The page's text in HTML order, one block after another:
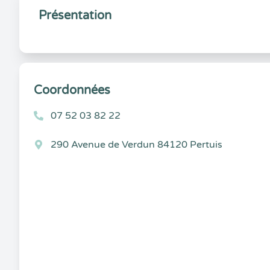
Présentation
Coordonnées
07 52 03 82 22
290 Avenue de Verdun 84120 Pertuis